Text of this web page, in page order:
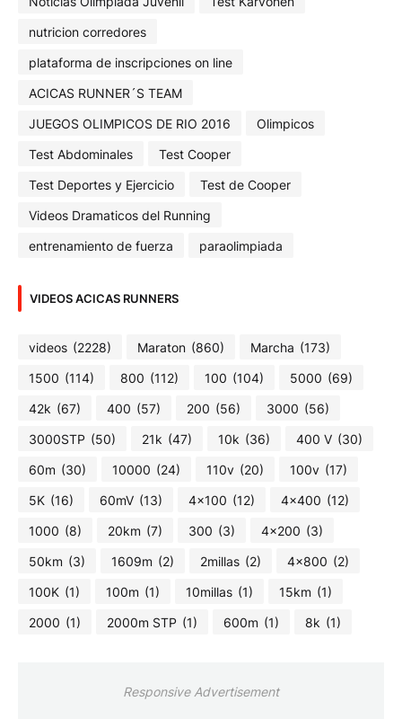
nutricion corredores
plataforma de inscripciones on line
ACICAS RUNNER´S TEAM
JUEGOS OLIMPICOS DE RIO 2016
Olimpicos
Test Abdominales
Test Cooper
Test Deportes y Ejercicio
Test de Cooper
Videos Dramaticos del Running
entrenamiento de fuerza
paraolimpiada
VIDEOS ACICAS RUNNERS
videos (2228) Maraton (860) Marcha (173)
1500 (114) 800 (112) 100 (104) 5000 (69)
42k (67) 400 (57) 200 (56) 3000 (56)
3000STP (50) 21k (47) 10k (36) 400 V (30)
60m (30) 10000 (24) 110v (20) 100v (17)
5K (16) 60mV (13) 4x100 (12) 4x400 (12)
1000 (8) 20km (7) 300 (3) 4x200 (3)
50km (3) 1609m (2) 2millas (2) 4x800 (2)
100K (1) 100m (1) 10millas (1) 15km (1)
2000 (1) 2000m STP (1) 600m (1) 8k (1)
Responsive Advertisement